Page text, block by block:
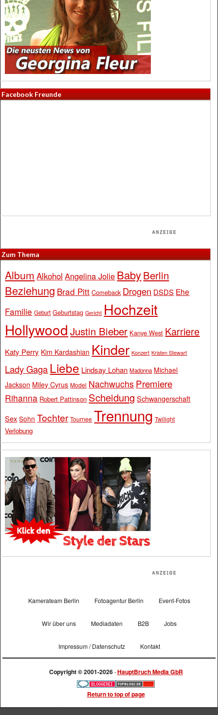
Facebook Freunde
Zum Thema
Album Alkohol Angelina Jolie BabyBerlin
Beziehung Brad Pitt Comeback Drogen DSDS Ehe
Familie Geburt Geburtstag Gericht Hochzeit
Hollywood Justin Bieber Kanye West Karriere
Katy Perry Kim Kardashian Kinder Konzert Kristen Stewart
Lady Gaga Liebe Lindsay Lohan Madonna Michael
Jackson Miley Cyrus Model Nachwuchs Premiere
Rihanna Robert Pattinson Scheidung Schwangerschaft
Sex Sohn Tochter Tournee Trennung Twilight
Verlobung
Kamerateam Berlin Fotoagentur Berlin Event-Fotos
Wir über uns Mediadaten B2B Jobs
Impressum / Datenschutz Kontakt
Copyright © 2001-2026 ·HauptBruch Media GbR
Return to top of page